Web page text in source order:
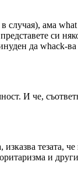
ама what
си
да whack-
И че,
тезата, че
и